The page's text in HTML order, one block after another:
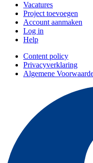
Vacatures
Project toevoegen
Account aanmaken
Log in
Help
Content policy
Privacyverklaring
Algemene